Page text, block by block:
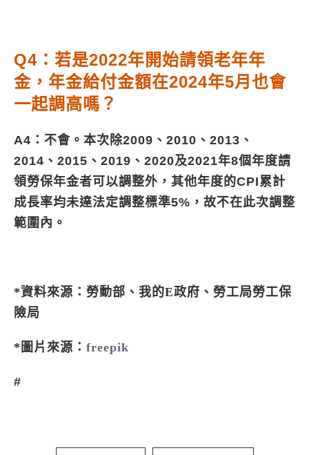
Q4：若是2022年開始請領老年年
金，年金給付金額在2024年5月也會
一起調高嗎？
A4：不會。本次除2009、2010、2013、
2014、2015、2019、2020及2021年8個年度請
領勞保年金者可以調整外，其他年度的CPI累計
成長率均未達法定調整標準5%，故不在此次調整
範圍內。
*資料來源：勞動部、我的E政府、勞工局勞工保
險局
*圖片來源： freepik
#